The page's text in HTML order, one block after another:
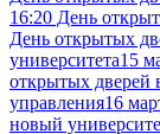
16:20 День
День открытых
университета15
открытых дверей
управления16
новый